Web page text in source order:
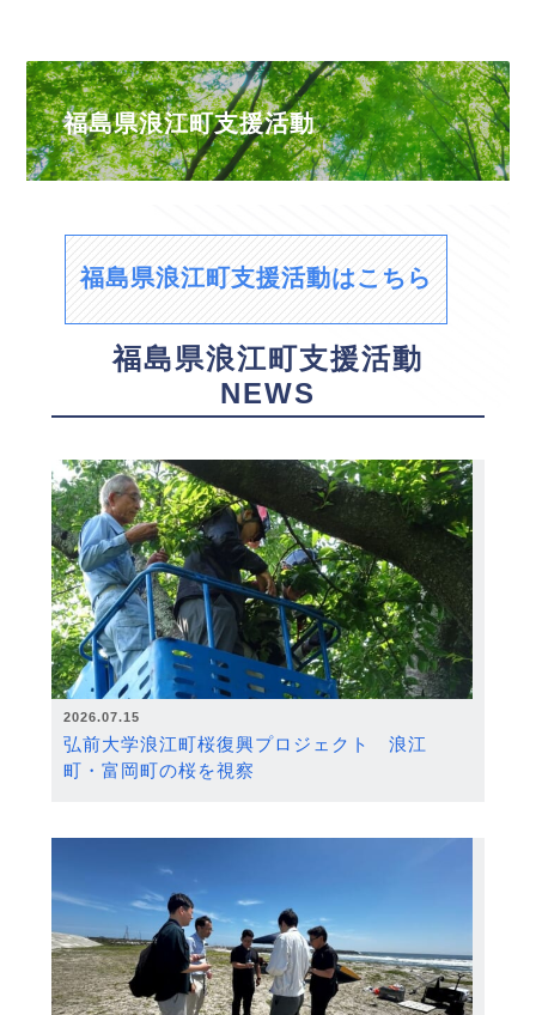
福島県浪江町支援活動
福島県浪江町支援活動はこちら
福島県浪江町支援活動
NEWS
2026.07.15
弘前大学浪江町桜復興プロジェクト 浪江
町・富岡町の桜を視察